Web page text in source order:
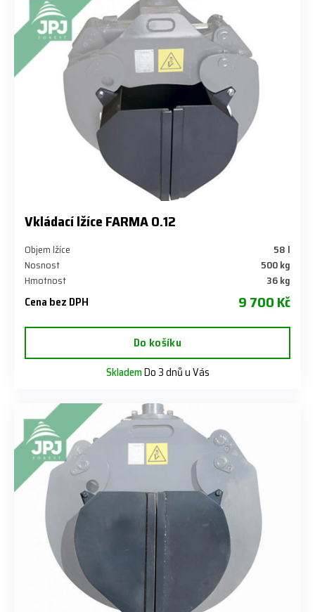
Vkládací lžíce FARMA 0.12
Objem lžíce
58 l
Nosnost
500 kg
Hmotnost
36 kg
Cena bez DPH 9 700 Kč
Do košíku
SklademDo 3 dnů u Vás